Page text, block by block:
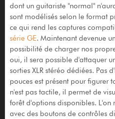
dont un guitariste "normal"
sont modélisés selon le format
ce qui rend les captures
série GE. Maintenant devenue
possibilité de charger nos
oui, il sera possible d'attaquer
sorties XLR stéréo dédiées. Pas
pouces est présent pour figurer
n'est pas tactile, il permet de
forêt d'options disponibles. L'on
avec des boutons de contrôles